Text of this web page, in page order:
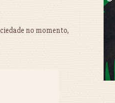
no momento,